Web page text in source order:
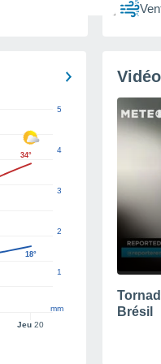
Jeu 20
1
2
3
4
5
mm
34°
18°
Brésil